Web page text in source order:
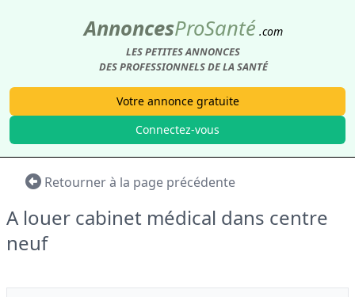
AnnoncesProSanté .com
LES PETITES ANNONCES
DES PROFESSIONNELS DE LA SANTÉ
Votre annonce gratuite
Connectez-vous
Retourner à la page précédente
A louer cabinet médical dans centre
neuf